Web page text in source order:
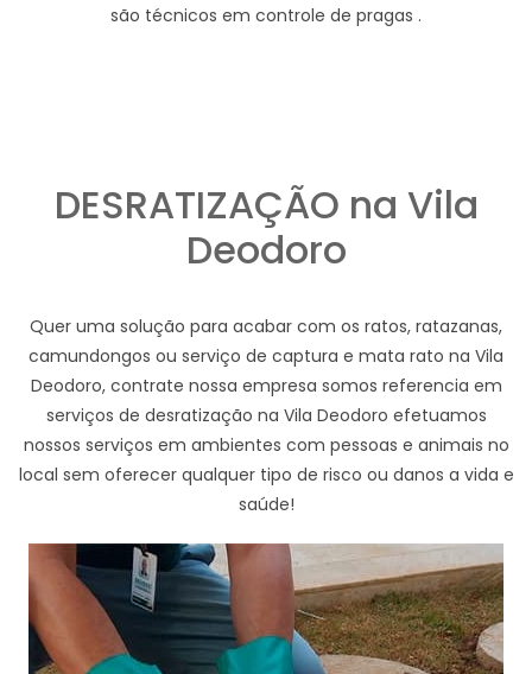
são técnicos em controle de pragas .
DESRATIZAÇÃO na Vila
Deodoro
Quer uma solução para acabar com os ratos, ratazanas,
camundongos ou serviço de captura e mata rato na Vila
Deodoro, contrate nossa empresa somos referencia em
serviços de desratização na Vila Deodoro efetuamos
nossos serviços em ambientes com pessoas e animais no
local sem oferecer qualquer tipo de risco ou danos a vida e
saúde!